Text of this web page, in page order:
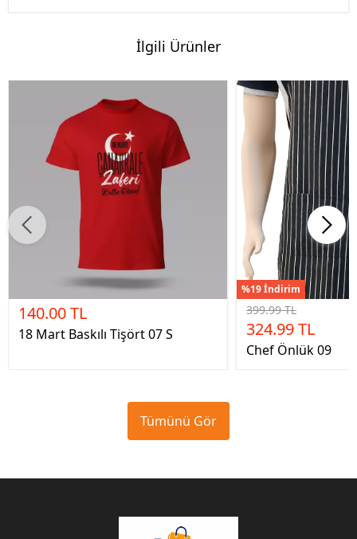
İlgili Ürünler
140.00 TL
18 Mart Baskılı Tişört 07 S
%19 İndirim
399.99 TL
324.99 TL
Chef Önlük 09
Tümünü Gör